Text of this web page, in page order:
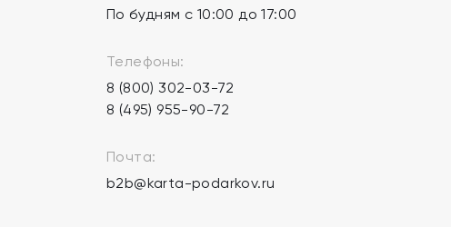
По будням с 10:00 до 17:00
Телефоны:
8 (800) 302-03-72
8 (495) 955-90-72
Почта:
b2b@karta-podarkov.ru